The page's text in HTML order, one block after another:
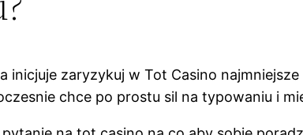
inicjuje zaryzykuj w Tot Casino
chce po prostu sil na typowaniu i